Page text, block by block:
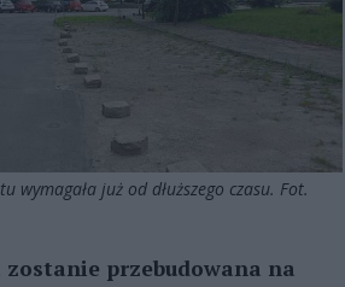
wymagała już od dłuższego czasu. Fot.
zostanie przebudowana na